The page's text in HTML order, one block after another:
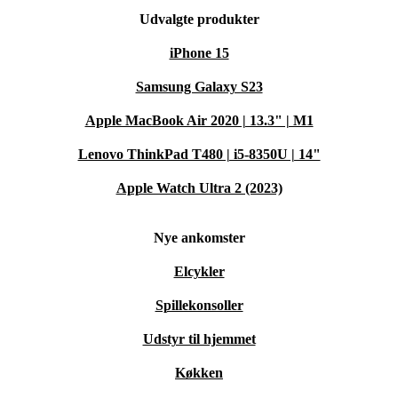
Udvalgte produkter
iPhone 15
Samsung Galaxy S23
Apple MacBook Air 2020 | 13.3" | M1
Lenovo ThinkPad T480 | i5-8350U | 14"
Apple Watch Ultra 2 (2023)
Nye ankomster
Elcykler
Spillekonsoller
Udstyr til hjemmet
Køkken